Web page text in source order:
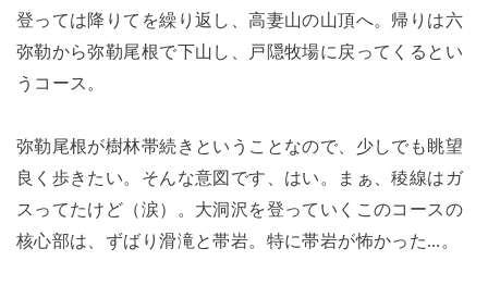
登っては降りてを繰り返し、高妻山の山頂へ。帰りは六
弥勒から弥勒尾根で下山し、戸隠牧場に戻ってくるとい
うコース。
弥勒尾根が樹林帯続きということなので、少しでも眺望
良く歩きたい。そんな意図です、はい。まぁ、稜線はガ
スってたけど（涙）。大洞沢を登っていくこのコースの
核心部は、ずばり滑滝と帯岩。特に帯岩が怖かった…。